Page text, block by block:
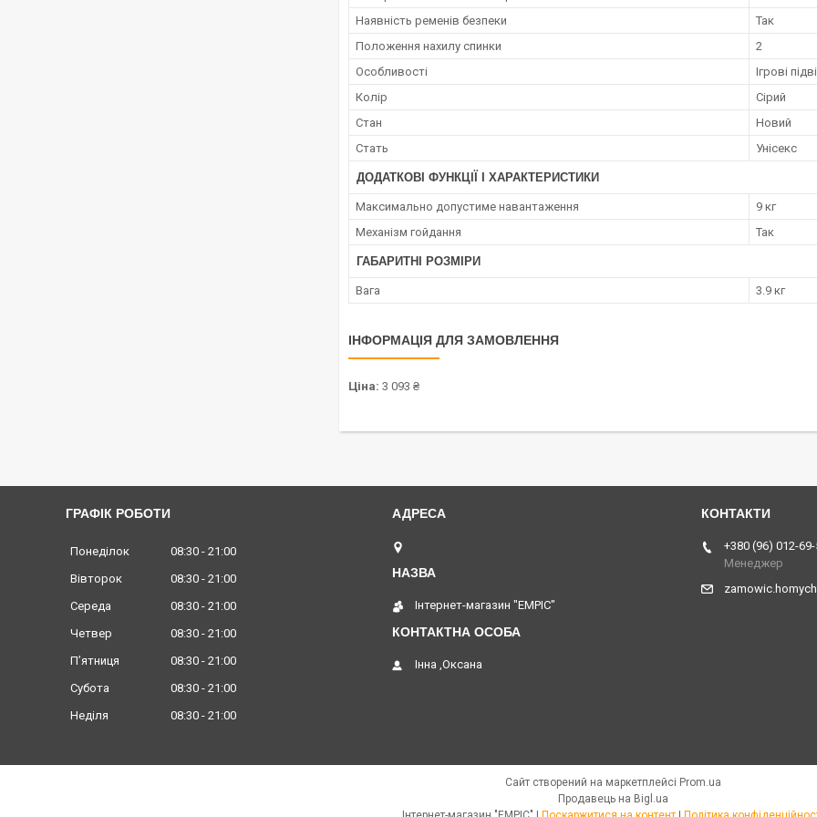
Наявність ременів безпеки
Так
Положення нахилу спинки
2
Особливості
Ігрові
Колір
Сірий
Стан
Новий
Стать
Унісекс
ДОДАТКОВІ ФУНКЦІЇ І ХАРАКТЕРИСТИКИ
Максимально допустиме навантаження
9 кг
Механізм гойдання
Так
ГАБАРИТНІ РОЗМІРИ
Вага 3.9 кг
ІНФОРМАЦІЯ ДЛЯ ЗАМОВЛЕННЯ
Ціна: 3 093 ₴
ГРАФІК РОБОТИ
Понеділок 08:30
21:00
Вівторок
08:30
21:00
Середа
08:30
21:00
Четвер
08:30
21:00
Пʼятниця
08:30
21:00
Субота
08:30
21:00
Неділя
08:30 21:00
Інтернет-магазин "EMPIC"
Інна ,Оксана
+380 (96) 012-
Менеджер
Сайт створений на маркетплейсі Prom.ua
Продавець на Bigl.ua